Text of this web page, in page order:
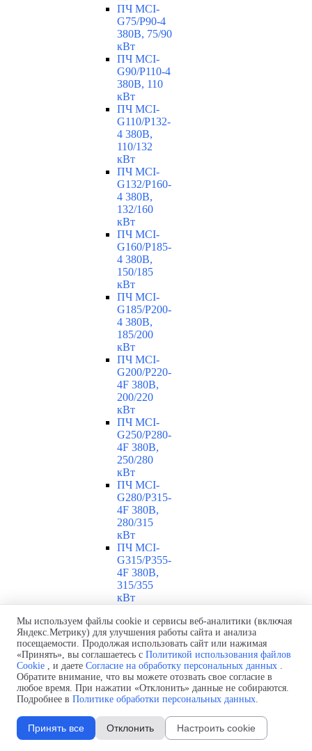
ПЧ MCI-
G75/P90-4
380В, 75/90
кВт
ПЧ MCI-
G90/P110-4
380В, 110
кВт
ПЧ MCI-
G110/P132-
4 380В,
110/132
кВт
ПЧ MCI-
G132/P160-
4 380В,
132/160
кВт
ПЧ MCI-
G160/P185-
4 380В,
150/185
кВт
ПЧ MCI-
G185/P200-
4 380В,
185/200
кВт
ПЧ MCI-
G200/P220-
4F 380В,
200/220
кВт
ПЧ MCI-
G250/P280-
4F 380В,
250/280
кВт
ПЧ MCI-
G280/P315-
4F 380В,
280/315
кВт
ПЧ MCI-
G315/P355-
4F 380В,
315/355
кВт
G355/P375-
4F 380В,
355/375
кВт
ПЧ MCI-
G375/P400-
4F 380В,
Мы используем файлы cookie и сервисы веб-аналитики (включая
Яндекс.Метрику) для улучшения работы сайта и анализа
посещаемости. Продолжая использовать сайт или нажимая
«Принять», вы соглашаетесь с Политикой использования файлов
Cookie , и даете Согласие на обработку персональных данных .
Обратите внимание, что вы можете отозвать свое согласие в
любое время. При нажатии «Отклонить» данные не собираются.
Подробнее в Политике обработки персональных данных.
Принять все Отклонить Настроить cookie